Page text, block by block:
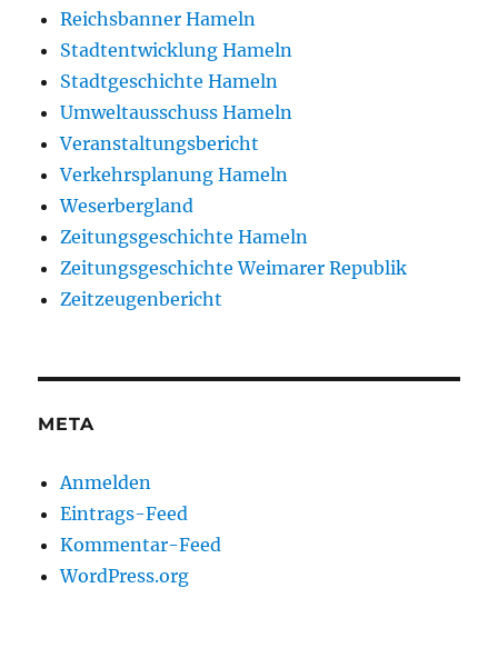
Reichsbanner Hameln
Stadtentwicklung Hameln
Stadtgeschichte Hameln
Umweltausschuss Hameln
Veranstaltungsbericht
Verkehrsplanung Hameln
Weserbergland
Zeitungsgeschichte Hameln
Zeitungsgeschichte Weimarer Republik
Zeitzeugenbericht
META
Anmelden
Eintrags-Feed
Kommentar-Feed
WordPress.org